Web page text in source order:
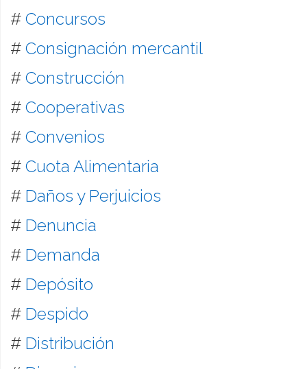
# Concursos
# Consignación mercantil
# Construcción
# Cooperativas
# Convenios
# Cuota Alimentaria
# Daños y Perjuicios
# Denuncia
# Demanda
# Depósito
# Despido
# Distribución